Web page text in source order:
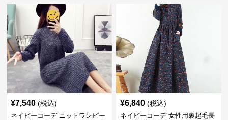
¥7,540 (税込)
ネイビーコーデ ニットワンピー
¥6,840 (税込)
ネイビーコーデ 女性用裏起毛長